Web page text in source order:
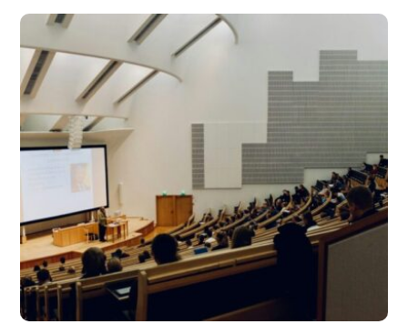
FARMACIJA,KOZMETOLOGIJA PREDDIPLOMSKI,
LABORATORIJSKA BIOMEDICINA PREDDIPLOMSKI
Raspored održavanja nastave za tjedan
od 9.3. do 13.3.2026. godine